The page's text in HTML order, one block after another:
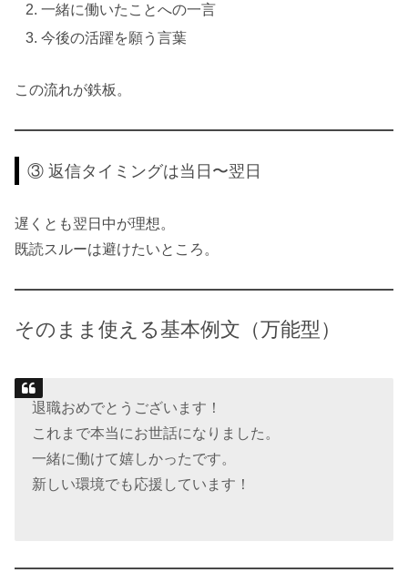
一緒に働いたことへの一言
今後の活躍を願う言葉
この流れが鉄板。
③ 返信タイミングは当日〜翌日
遅くとも翌日中が理想。
既読スルーは避けたいところ。
そのまま使える基本例文（万能型）
退職おめでとうございます！
これまで本当にお世話になりました。
一緒に働けて嬉しかったです。
新しい環境でも応援しています！